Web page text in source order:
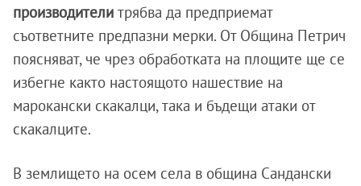
производители трябва да предприемат
съответните предпазни мерки. От Община Петрич
поясняват, че чрез обработката на площите ще се
избегне както настоящото нашествие на
марокански скакалци, така и бъдещи атаки от
скакалците.
В землището на осем села в община Сандански